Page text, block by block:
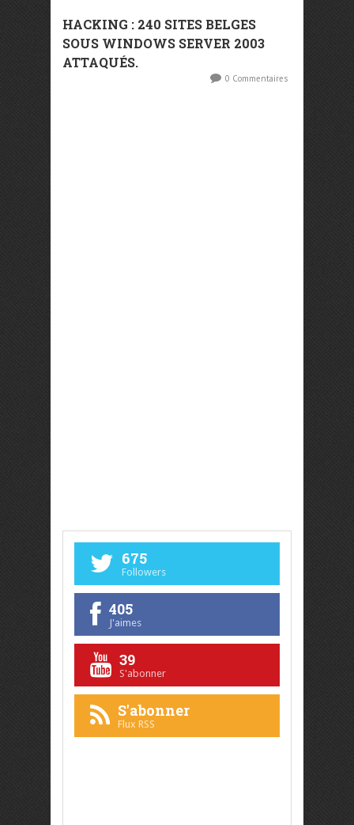
HACKING : 240 SITES BELGES
SOUS WINDOWS SERVER 2003
ATTAQUÉS.
0 Commentaires
675
Followers
405
J'aimes
39
S'abonner
S'abonner
Flux RSS